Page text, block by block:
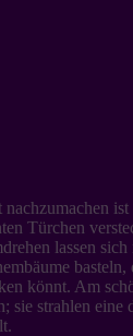
nachzumachen
Türchen
lassen
könnt. Am
sie strahlen eine